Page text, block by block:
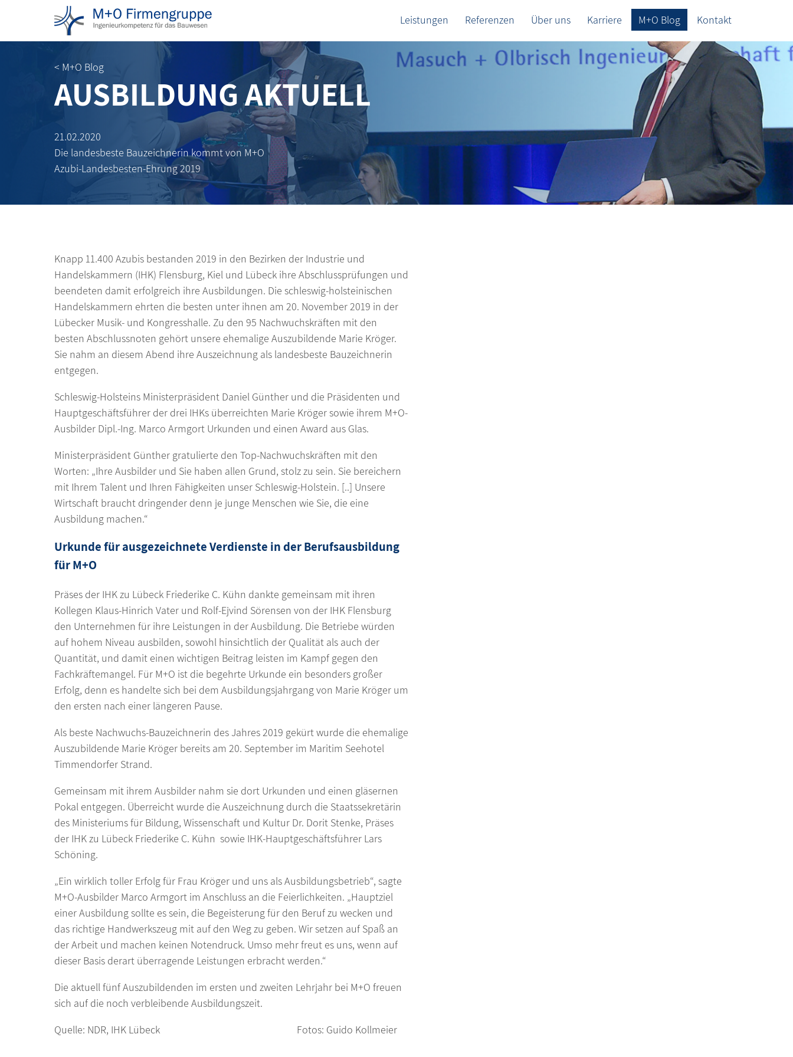
Leistungen Referenzen Über uns Karriere M+O Blog Kontakt
< M+O Blog
AUSBILDUNG AKTUELL
21.02.2020
Die landesbeste Bauzeichnerin kommt von M+O
Azubi-Landesbesten-Ehrung 2019
Knapp 11.400 Azubis bestanden 2019 in den Bezirken der Industrie und
Handelskammern (IHK) Flensburg, Kiel und Lübeck ihre Abschlussprüfungen und
beendeten damit erfolgreich ihre Ausbildungen. Die schleswig-holsteinischen
Handelskammern ehrten die besten unter ihnen am 20. November 2019 in der
Lübecker Musik- und Kongresshalle. Zu den 95 Nachwuchskräften mit den
besten Abschlussnoten gehört unsere ehemalige Auszubildende Marie Kröger.
Sie nahm an diesem Abend ihre Auszeichnung als landesbeste Bauzeichnerin
entgegen.
Schleswig-Holsteins Ministerpräsident Daniel Günther und die Präsidenten und
Hauptgeschäftsführer der drei IHKs überreichten Marie Kröger sowie ihrem M+O-
Ausbilder Dipl.-Ing. Marco Armgort Urkunden und einen Award aus Glas.
Ministerpräsident Günther gratulierte den Top-Nachwuchskräften mit den
Worten: „Ihre Ausbilder und Sie haben allen Grund, stolz zu sein. Sie bereichern
mit Ihrem Talent und Ihren Fähigkeiten unser Schleswig-Holstein. [..] Unsere
Wirtschaft braucht dringender denn je junge Menschen wie Sie, die eine
Ausbildung machen.“
Urkunde für ausgezeichnete Verdienste in der Berufsausbildung
für M+O
Präses der IHK zu Lübeck Friederike C. Kühn dankte gemeinsam mit ihren
Kollegen Klaus-Hinrich Vater und Rolf-Ejvind Sörensen von der IHK Flensburg
den Unternehmen für ihre Leistungen in der Ausbildung. Die Betriebe würden
auf hohem Niveau ausbilden, sowohl hinsichtlich der Qualität als auch der
Quantität, und damit einen wichtigen Beitrag leisten im Kampf gegen den
Fachkräftemangel. Für M+O ist die begehrte Urkunde ein besonders großer
Erfolg, denn es handelte sich bei dem Ausbildungsjahrgang von Marie Kröger um
den ersten nach einer längeren Pause.
Als beste Nachwuchs-Bauzeichnerin des Jahres 2019 gekürt wurde die ehemalige
Auszubildende Marie Kröger bereits am 20. September im Maritim Seehotel
Timmendorfer Strand.
Gemeinsam mit ihrem Ausbilder nahm sie dort Urkunden und einen gläsernen
Pokal entgegen. Überreicht wurde die Auszeichnung durch die Staatssekretärin
des Ministeriums für Bildung, Wissenschaft und Kultur Dr. Dorit Stenke, Präses
der IHK zu Lübeck Friederike C. Kühn sowie IHK-Hauptgeschäftsführer Lars
Schöning.
„Ein wirklich toller Erfolg für Frau Kröger und uns als Ausbildungsbetrieb“, sagte
M+O-Ausbilder Marco Armgort im Anschluss an die Feierlichkeiten. „Hauptziel
einer Ausbildung sollte es sein, die Begeisterung für den Beruf zu wecken und
das richtige Handwerkszeug mit auf den Weg zu geben. Wir setzen auf Spaß an
der Arbeit und machen keinen Notendruck. Umso mehr freut es uns, wenn auf
dieser Basis derart überragende Leistungen erbracht werden.“
Die aktuell fünf Auszubildenden im ersten und zweiten Lehrjahr bei M+O freuen
sich auf die noch verbleibende Ausbildungszeit.
Quelle: NDR, IHK Lübeck Fotos: Guido Kollmeier